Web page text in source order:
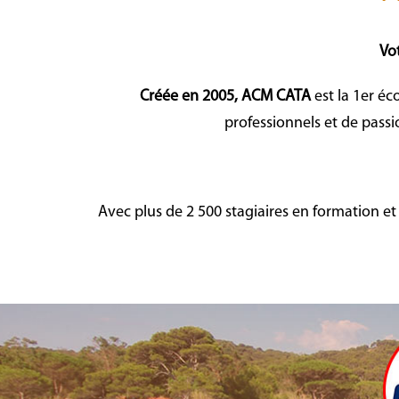
Créée en 2005, ACM CATAest la 1er
professionnels et de
Avec plus de 2 500 stagiaires en formation